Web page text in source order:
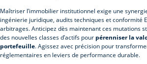
Maîtriser l’immobilier institutionnel exige une
ingénierie juridique, audits techniques et conformité
arbitrages. Anticipez dès maintenant ces mutations
des nouvelles classes d’actifs pour pérenniser la
portefeuille. Agissez avec précision pour
réglementaires en leviers de performance durable.